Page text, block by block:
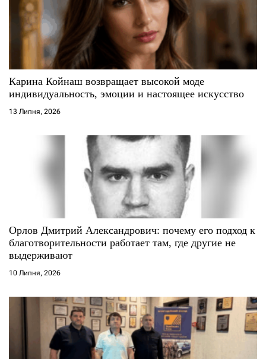
с
і
Карина Койнаш возвращает высокой моде
индивидуальность, эмоции и настоящее искусство
13 Липня, 2026
Орлов Дмитрий Александрович: почему его подход к
благотворительности работает там, где другие не
выдерживают
10 Липня, 2026